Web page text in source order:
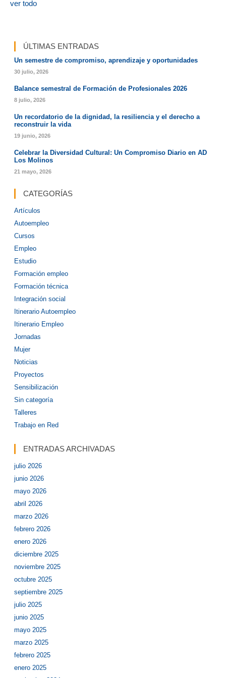
ver todo
ÚLTIMAS ENTRADAS
Un semestre de compromiso, aprendizaje y oportunidades
30 julio, 2026
Balance semestral de Formación de Profesionales 2026
8 julio, 2026
Un recordatorio de la dignidad, la resiliencia y el derecho a
reconstruir la vida
19 junio, 2026
Celebrar la Diversidad Cultural: Un Compromiso Diario en AD
Los Molinos
21 mayo, 2026
CATEGORÍAS
Artículos
Autoempleo
Cursos
Empleo
Estudio
Formación empleo
Formación técnica
Integración social
Itinerario Autoempleo
Itinerario Empleo
Jornadas
Mujer
Noticias
Proyectos
Sensibilización
Sin categoría
Talleres
Trabajo en Red
ENTRADAS ARCHIVADAS
julio 2026
junio 2026
mayo 2026
abril 2026
marzo 2026
febrero 2026
enero 2026
diciembre 2025
noviembre 2025
octubre 2025
septiembre 2025
julio 2025
junio 2025
mayo 2025
marzo 2025
febrero 2025
enero 2025